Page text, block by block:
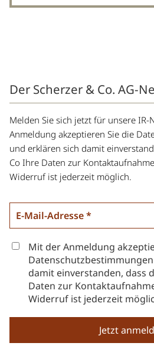
Der Scherzer & Co. AG-
Melden Sie sich jetzt für unsere IR-
Anmeldung akzeptieren Sie die
und erklären sich damit
Co Ihre Daten zur
Widerruf ist jederzeit möglich.
Mit der Anmeldung
damit einverstanden, dass
Daten zur
Widerruf ist jederzeit